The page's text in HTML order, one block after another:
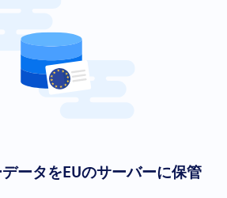
ータをEUのサーバーに保管